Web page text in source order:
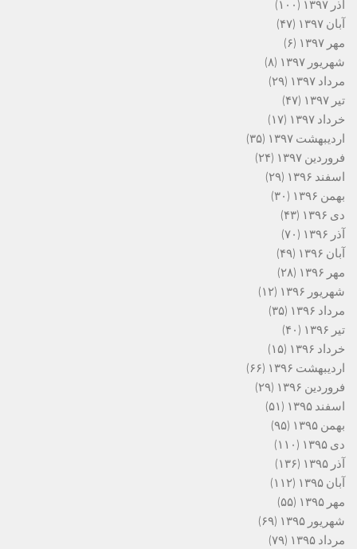
آذر ۱۳۹۷
(۱۰۰)
آبان ۱۳۹۷
(۴۷)
مهر ۱۳۹۷
(۶)
شهریور ۱۳۹۷
(۸)
مرداد ۱۳۹۷
(۲۹)
تیر ۱۳۹۷
(۴۷)
خرداد ۱۳۹۷
(۱۷)
اردیبهشت ۱۳۹۷
(۳۵)
فروردین ۱۳۹۷
(۲۴)
اسفند ۱۳۹۶
(۲۹)
بهمن ۱۳۹۶
(۳۰)
دی ۱۳۹۶
(۴۳)
آذر ۱۳۹۶
(۷۰)
آبان ۱۳۹۶
(۴۹)
مهر ۱۳۹۶
(۲۸)
شهریور ۱۳۹۶
(۱۲)
مرداد ۱۳۹۶
(۳۵)
تیر ۱۳۹۶
(۴۰)
خرداد ۱۳۹۶
(۱۵)
اردیبهشت ۱۳۹۶
(۶۶)
فروردین ۱۳۹۶
(۲۹)
اسفند ۱۳۹۵
(۵۱)
بهمن ۱۳۹۵
(۹۵)
دی ۱۳۹۵
(۱۱۰)
آذر ۱۳۹۵
(۱۳۶)
آبان ۱۳۹۵
(۱۱۲)
مهر ۱۳۹۵
(۵۵)
شهریور ۱۳۹۵
(۶۹)
مرداد ۱۳۹۵
(۷۹)